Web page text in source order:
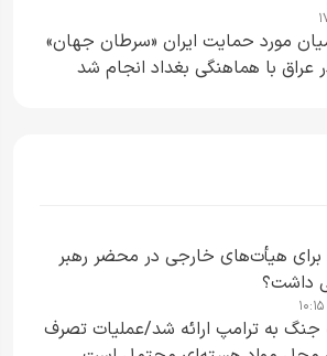
مورد حمایت ایران «سرطان جهان»
با هماهنگی بغداد انجام شد
برای هیأت‌های خارجی در محضر رهبر
داشت؟
به ترامپ ارائه شد/عملیات تصرف